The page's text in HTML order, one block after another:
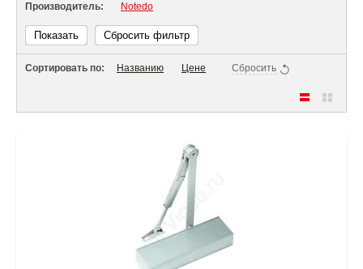
Производитель: Notedo
Показать Сбросить фильтр
Сортировать по: Названию Цене Сбросить